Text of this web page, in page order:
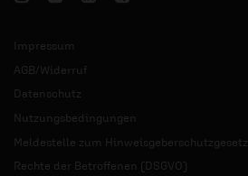
Impressum
AGB/Widerruf
Datenschutz
Nutzungsbedingungen
Meldestelle zum Hinweisgeberschutzgesetz
Rechte der Betroffenen (DSGVO)